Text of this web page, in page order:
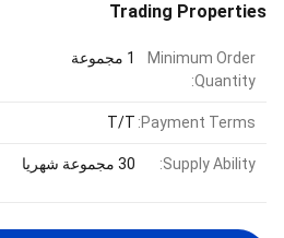
Trading Properties
Minimum Order
Quantity:
1 مجموعة
Payment Terms:
T/T
Supply Ability: 30 مجموعة شهريا